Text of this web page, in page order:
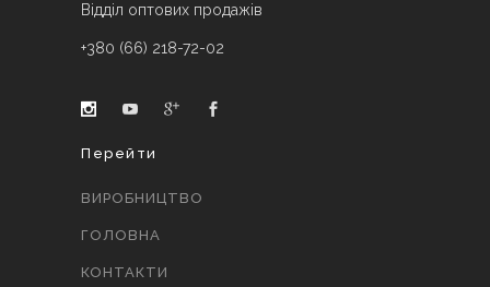
Відділ оптових продажів
+380 (66) 218-72-02
Перейти
ВИРОБНИЦТВО
ГОЛОВНА
КОНТАКТИ